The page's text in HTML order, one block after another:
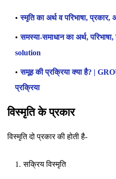
स्मृति का अर्थ व परिभाषा, प्रकार,
समस्या-समाधान का अर्थ,
solution
समूह की प्रक्रिया क्या है? |
प्रक्रिया
विस्मृति के प्रकार
विस्मृति दो प्रकार की होती है-
सक्रिय विस्मृति